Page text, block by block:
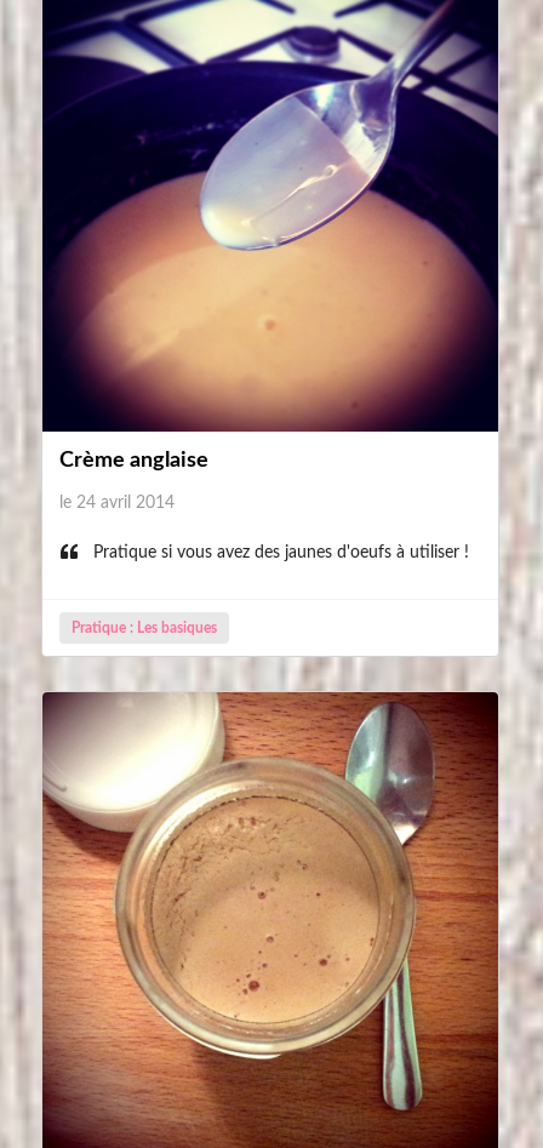
Crème anglaise
le 24 avril 2014
Pratique si vous avez des jaunes d'oeufs à utiliser !
Pratique : Les basiques